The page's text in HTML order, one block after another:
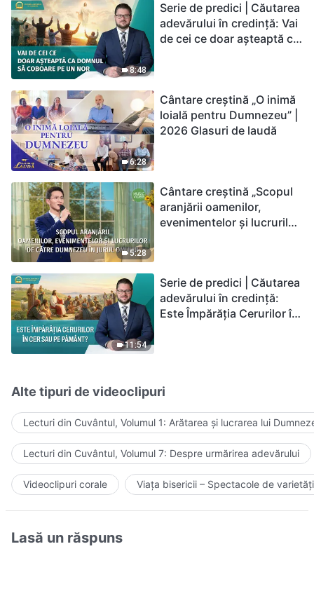
8:48
Serie de predici | Căutarea
adevărului în credință: Vai
de cei ce doar așteaptă ca
6:28
Cântare creștină „O inimă
loială pentru Dumnezeu” |
2026 Glasuri de laudă
5:28
Cântare creștină „Scopul
aranjării oamenilor,
evenimentelor și lucrurilor
11:54
Serie de predici | Căutarea
adevărului în credință:
Este Împărăția Cerurilor în
Alte tipuri de videoclipuri
Lecturi din Cuvântul, Volumul 1: Arătarea și lucrarea lui
Lecturi din Cuvântul, Volumul 7: Despre urmărirea adevărului
Videoclipuri corale Viața bisericii – Spectacole de varietăți
Lasă un răspuns